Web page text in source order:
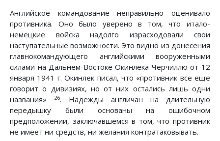
Английское командование неправильно оценивало
противника. Оно было уверено в том, что итало-
немецкие войска надолго израсходовали свои
наступательные возможности. Это видно из донесения
главнокомандующего английскими вооруженными
силами на Дальнем Востоке Окинлека Черчиллю от 12
января 1941 г. Окинлек писал, что «противник все еще
говорит о дивизиях, но от них остались лишь одни
названия»
26. Надежды англичан на длительную
передышку были основаны на ошибочном
предположении, заключавшемся в том, что противник
не имеет ни средств, ни желания контратаковывать.